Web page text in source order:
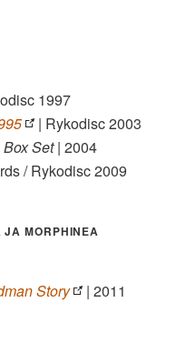
1997
| Rykodisc 2003
Set| 2004
/ Rykodisc 2009
MORPHINEA
Story | 2011